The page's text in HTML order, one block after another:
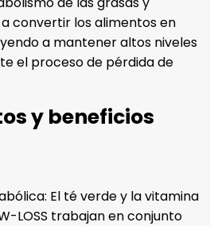
convertir los alimentos en
a mantener altos niveles
el proceso de pérdida de
y beneficios
El té verde y la vitamina
LOSS trabajan en conjunto